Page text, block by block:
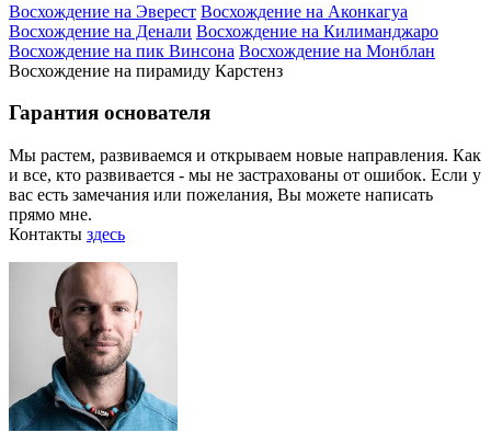
Восхождение на Эверест Восхождение на Аконкагуа
Восхождение на Денали Восхождение на Килиманджаро
Восхождение на пик Винсона Восхождение на Монблан
Восхождение на пирамиду Карстенз
Гарантия основателя
Мы растем, развиваемся и открываем новые направления. Как
и все, кто развивается - мы не застрахованы от ошибок. Если у
вас есть замечания или пожелания, Вы можете написать
прямо мне.
Контакты здесь